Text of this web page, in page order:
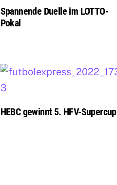
Spannende Duelle im LOTTO-
Pokal
HEBC gewinnt 5. HFV-Supercup